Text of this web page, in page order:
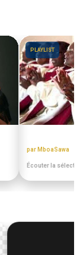
PLAYLIST
par MboaSawa
Écouter la